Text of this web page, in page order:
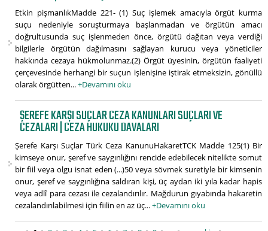
Etkin pişmanlıkMadde 221- (1) Suç işlemek amacıyla örgüt kurma
suçu nedeniyle soruşturmaya başlanmadan ve örgütün amacı
doğrultusunda suç işlenmeden önce, örgütü dağıtan veya verdiği
bilgilerle örgütün dağılmasını sağlayan kurucu veya yöneticiler
hakkında cezaya hükmolunmaz.(2) Örgüt üyesinin, örgütün faaliyeti
çerçevesinde herhangi bir suçun işlenişine iştirak etmeksizin, gönüllü
olarak örgütten...+Devamını oku
ŞEREFE KARŞI SUÇLAR CEZA KANUNLARI SUÇLARI VE
CEZALARI | CEZA HUKUKU DAVALARI
Şerefe Karşı Suçlar Türk Ceza KanunuHakaretTCK Madde 125(1) Bir
kimseye onur, şeref ve saygınlığını rencide edebilecek nitelikte somut
bir fiil veya olgu isnat eden (...)50 veya sövmek suretiyle bir kimsenin
onur, şeref ve saygınlığına saldıran kişi, üç aydan iki yıla kadar hapis
veya adlî para cezası ile cezalandırılır. Mağdurun gıyabında hakaretin
cezalandırılabilmesi için fiilin en az üç...+Devamını oku